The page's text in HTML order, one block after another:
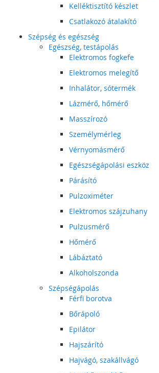
Kelléktisztító készlet
Csatlakozó átalakító
Szépség és egészség
Egészség, testápolás
Elektromos fogkefe
Elektromos melegítő
Inhalátor, sótermék
Lázmérő, hőmérő
Masszírozó
Személymérleg
Vérnyomásmérő
Egészségápolási eszköz
Párásító
Pulzoximéter
Elektromos szájzuhany
Pulzusmérő
Hőmérő
Lábáztató
Alkoholszonda
Szépségápolás
Férfi borotva
Bőrápoló
Epilátor
Hajszárító
Hajvágó, szakállvágó